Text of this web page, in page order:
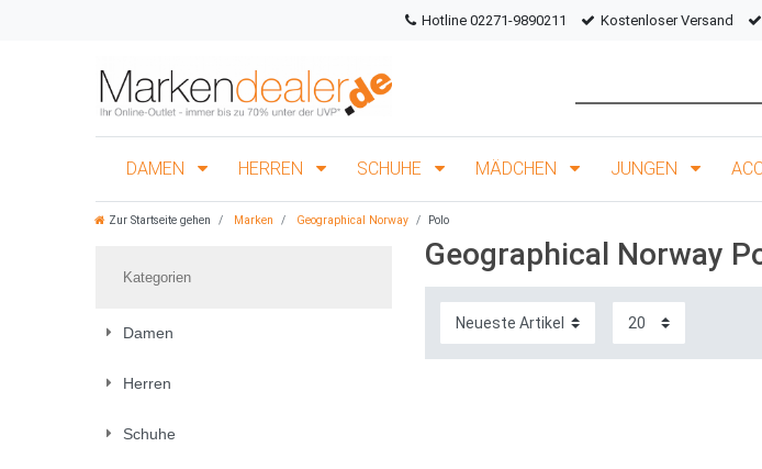
Hotline 02271-9890211 Kostenloser Versand
DAMEN HERREN SCHUHE MÄDCHEN JUNGEN
Zur Startseite gehen Marken Geographical Norway Polo
Kategorien
Damen
Herren
Schuhe
Geographical Norway